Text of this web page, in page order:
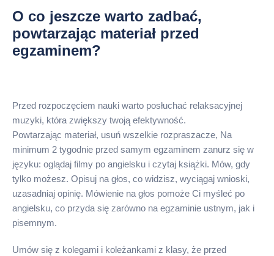
O co jeszcze warto zadbać,
powtarzając materiał przed
egzaminem?
Przed rozpoczęciem nauki warto posłuchać relaksacyjnej
muzyki, która zwiększy twoją efektywność.
Powtarzając materiał, usuń wszelkie rozpraszacze, Na
minimum 2 tygodnie przed samym egzaminem zanurz się w
języku: oglądaj filmy po angielsku i czytaj książki. Mów, gdy
tylko możesz. Opisuj na głos, co widzisz, wyciągaj wnioski,
uzasadniaj opinię. Mówienie na głos pomoże Ci myśleć po
angielsku, co przyda się zarówno na egzaminie ustnym, jak i
pisemnym.
Umów się z kolegami i koleżankami z klasy, że przed